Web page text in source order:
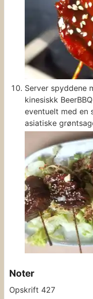
Server spyddene
kinesiskk
eventuelt med en
asiatiske
Noter
Opskrift 427